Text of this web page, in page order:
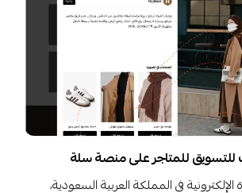
في المملكة العربية السعودية،